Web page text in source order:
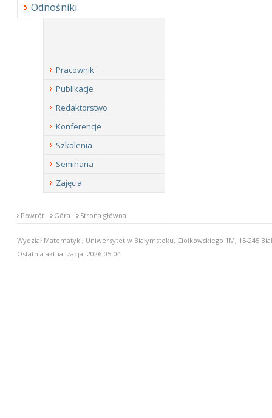
Odnośniki
Pracownik
Publikacje
Redaktorstwo
Konferencje
Szkolenia
Seminaria
Zajęcia
Powrót Góra Strona główna
Wydział Matematyki, Uniwersytet w Białymstoku, Ciołkowskiego 1M, 15-245
Ostatnia aktualizacja: 2026-05-04